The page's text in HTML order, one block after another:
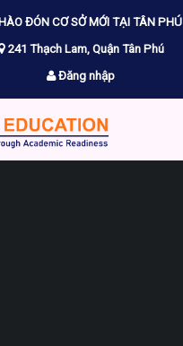
ĐÓN CƠ SỞ MỚI TẠI TÂN PHÚ
241 Thạch Lam, Quận Tân Phú
Đăng nhập